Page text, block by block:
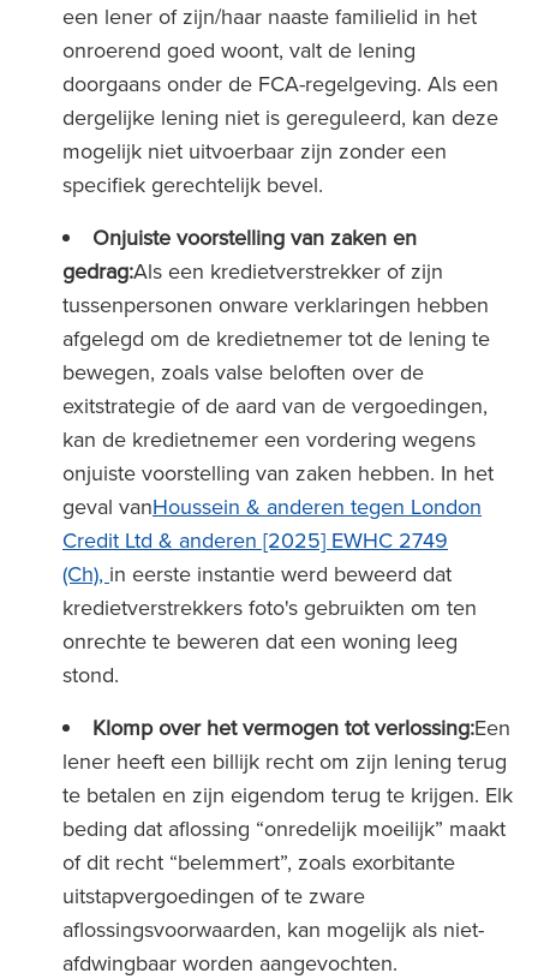
een lener of zijn/haar naaste familielid in het
onroerend goed woont, valt de lening
doorgaans onder de FCA-regelgeving. Als een
dergelijke lening niet is gereguleerd, kan deze
mogelijk niet uitvoerbaar zijn zonder een
specifiek gerechtelijk bevel.
Onjuiste voorstelling van zaken en
gedrag:Als een kredietverstrekker of zijn
tussenpersonen onware verklaringen hebben
afgelegd om de kredietnemer tot de lening te
bewegen, zoals valse beloften over de
exitstrategie of de aard van de vergoedingen,
kan de kredietnemer een vordering wegens
onjuiste voorstelling van zaken hebben. In het
geval vanHoussein & anderen tegen London
Credit Ltd & anderen [2025] EWHC 2749
(Ch), in eerste instantie werd beweerd dat
kredietverstrekkers foto's gebruikten om ten
onrechte te beweren dat een woning leeg
stond.
Klomp over het vermogen tot verlossing:Een
lener heeft een billijk recht om zijn lening terug
te betalen en zijn eigendom terug te krijgen. Elk
beding dat aflossing “onredelijk moeilijk” maakt
of dit recht “belemmert”, zoals exorbitante
uitstapvergoedingen of te zware
aflossingsvoorwaarden, kan mogelijk als niet-
afdwingbaar worden aangevochten.